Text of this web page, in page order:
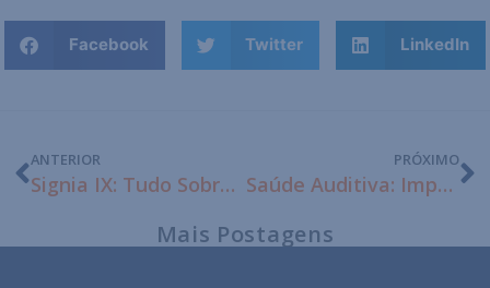
Facebook Twitter LinkedIn
ANTERIOR
Signia IX: Tudo Sobre Tecnologia Nº1 da Signia
PRÓXIMO
Saúde Auditiva: Importância, Prevenção e Tratamento
Mais Postagens